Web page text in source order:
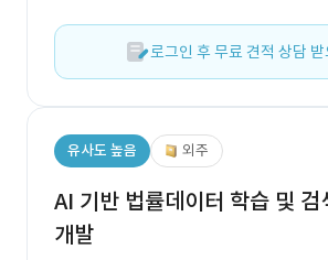
로그인 후 무료 견적 상담
유사도 높음 외주
AI 기반 법률데이터 학습 및 검
개발